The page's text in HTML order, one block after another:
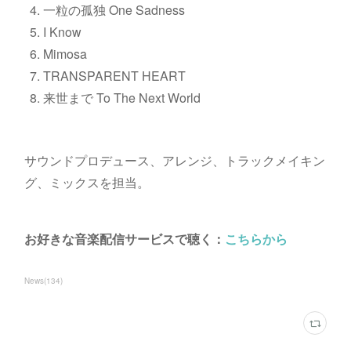
一粒の孤独 One Sadness
I Know
Mimosa
TRANSPARENT HEART
来世まで To The Next World
サウンドプロデュース、アレンジ、トラックメイキン
グ、ミックスを担当。
お好きな音楽配信サービスで聴く： こちらから
News(134)